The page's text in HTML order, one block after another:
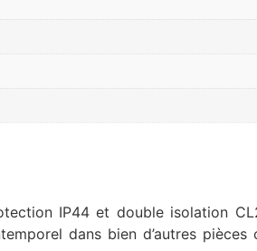
IP44 et double isolation
dans bien d’autres pièces